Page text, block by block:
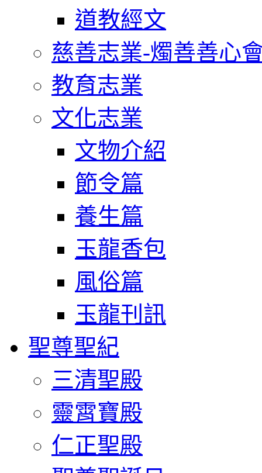
道教經文
慈善志業-燭善善心
教育志業
文化志業
文物介紹
節令篇
養生篇
玉龍香包
風俗篇
玉龍刊訊
聖尊聖紀
三清聖殿
靈霄寶殿
仁正聖殿